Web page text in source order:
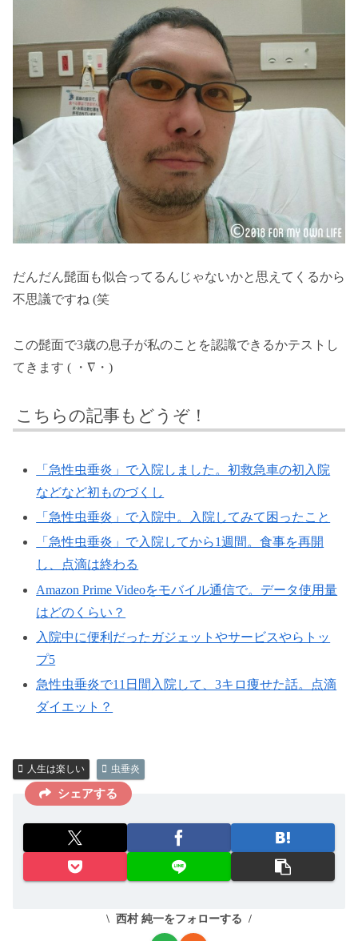
だんだん髭面も似合ってるんじゃないかと思えてくるから
不思議ですね (笑
この髭面で3歳の息子が私のことを認識できるかテストし
てきます ( ・∇・)
こちらの記事もどうぞ！
「急性虫垂炎」で入院しました。初救急車の初入院
などなど初ものづくし
「急性虫垂炎」で入院中。入院してみて困ったこと
「急性虫垂炎」で入院してから1週間。食事を再開
し、点滴は終わる
Amazon Prime Videoをモバイル通信で。データ使用量
はどのくらい？
入院中に便利だったガジェットやサービスやらトッ
プ5
急性虫垂炎で11日間入院して、3キロ痩せた話。点滴
ダイエット？
人生は楽しい 虫垂炎
シェアする
西村 純一をフォローする